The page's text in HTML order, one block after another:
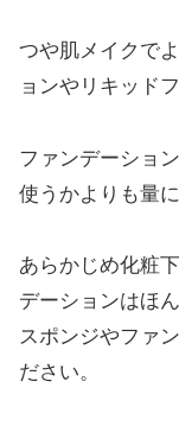
つや肌メイクで
ョンやリキッド
ファンデーショ
使うかよりも量
あらかじめ化粧
デーションはほ
スポンジやファ
ださい。